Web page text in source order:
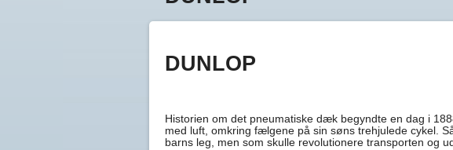
DUNLOP
Historien om det pneumatiske dæk begyndte en dag i
med luft, omkring fælgene på sin søns trehjulede cykel.
barns leg, men som skulle revolutionere transporten og